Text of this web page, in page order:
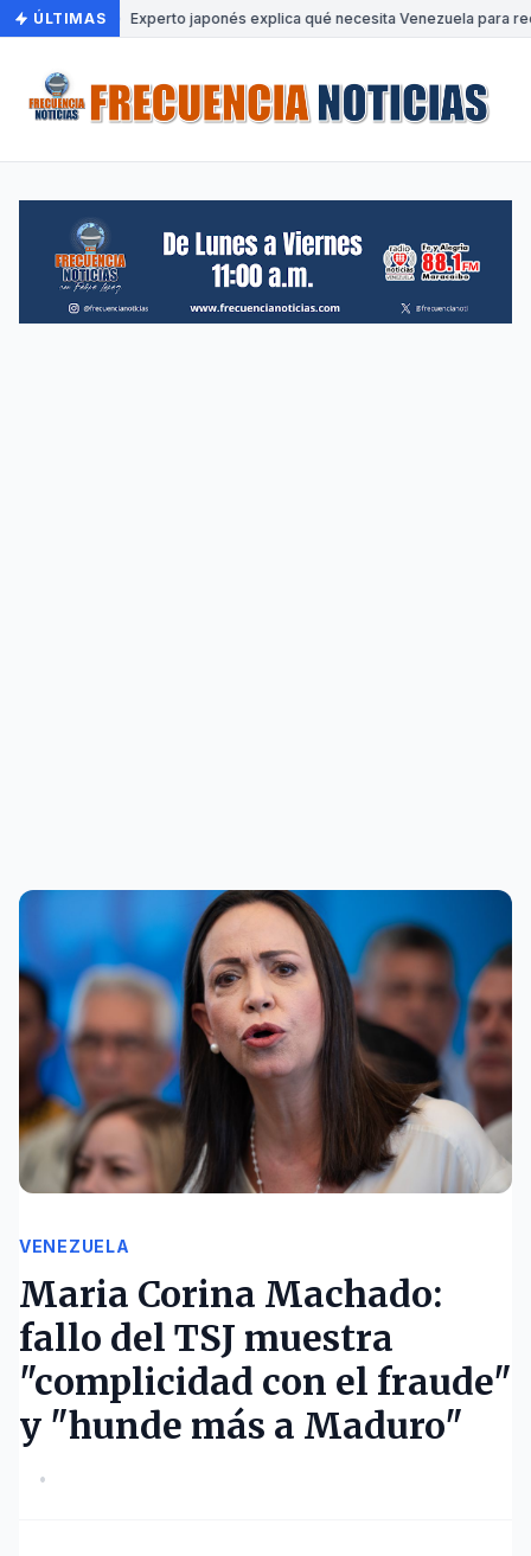
ÚLTIMAS Experto japonés explica qué necesita Venezuela para
VENEZUELA
Maria Corina Machado:
fallo del TSJ muestra
"complicidad con el fraude"
y "hunde más a Maduro"
•